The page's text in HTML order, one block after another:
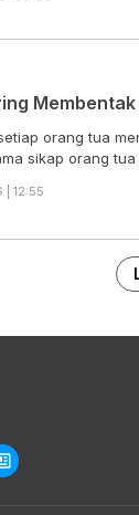
orang tua
sikap orang tua
12:55